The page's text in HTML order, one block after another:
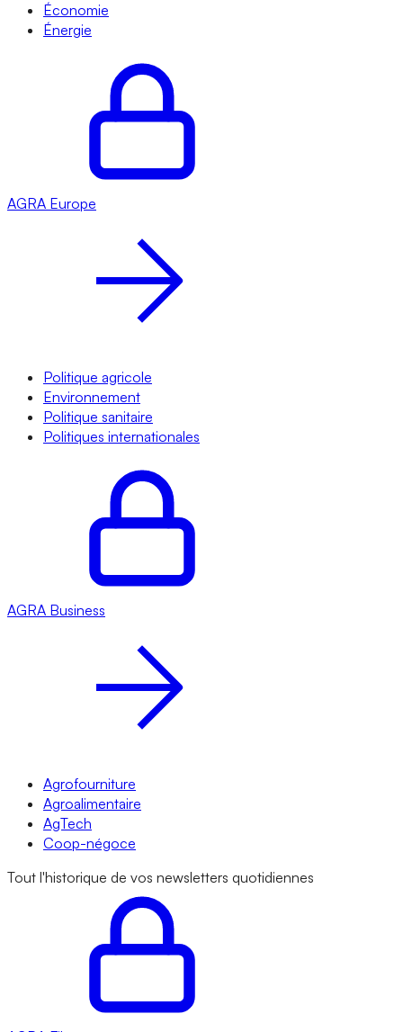
Économie
Énergie
AGRA Europe
Politique agricole
Environnement
Politique sanitaire
Politiques internationales
AGRA Business
Agrofourniture
Agroalimentaire
AgTech
Coop-négoce
Tout l'historique de vos newsletters quotidiennes